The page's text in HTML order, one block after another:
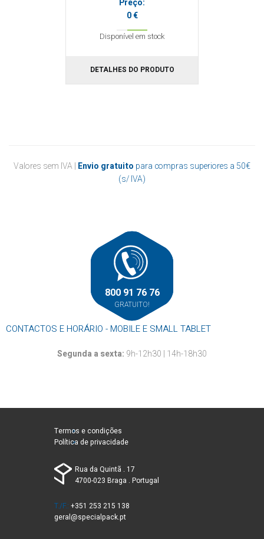
Preço:
0 €
Disponível em stock
DETALHES DO PRODUTO
Valores sem IVA | Envio gratuito para compras superiores a 50€
(s/ IVA)
800 91 76 76
GRATUITO!
CONTACTOS E HORÁRIO - MOBILE E SMALL TABLET
Segunda a sexta: 9h-12h30 | 14h-18h30
Termos e condições
Política de privacidade
Rua da Quintã . 17
4700-023 Braga . Portugal
T./F.: +351 253 215 138
geral@specialpack.pt